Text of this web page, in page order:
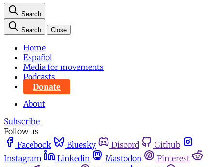
Search
Search Close
Home
Español
Media for movements
Podcasts
Donate
About
Subscribe
Follow us
Facebook
Bluesky Discord
Github
Instagram
Linkedin Mastodon
Pinterest